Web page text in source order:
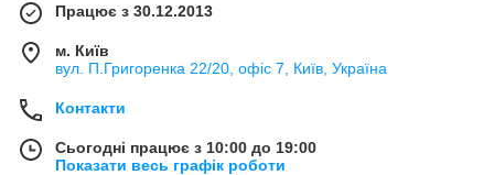
Працює з 30.12.2013
м. Київ
вул. П.Григоренка 22/20, офіс 7, Київ, Україна
Контакти
Сьогодні працює з 10:00 до 19:00
Показати весь графік роботи